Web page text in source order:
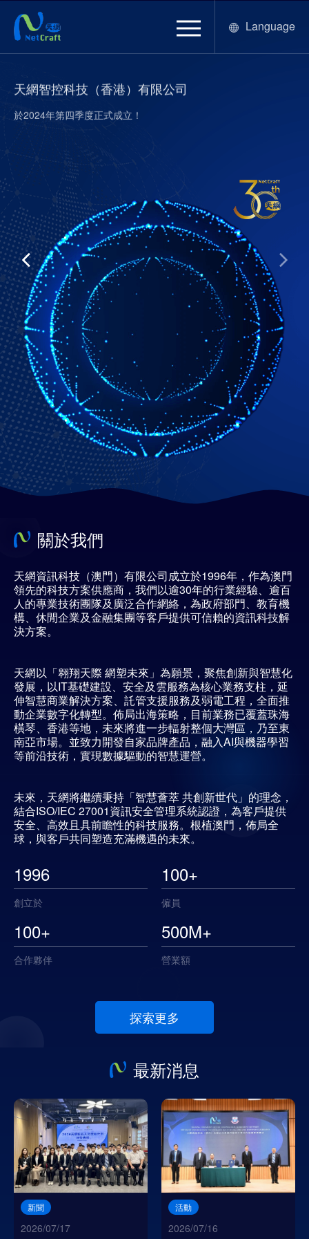
Language
天網智控科技（香港）有限公司
於2024年第四季度正式成立！
關於我們
天網資訊科技（澳門）有限公司成立於1996年，作為澳門
領先的科技方案供應商，我們以逾30年的行業經驗、逾百
人的專業技術團隊及廣泛合作網絡，為政府部門、教育機
構、休閒企業及金融集團等客戶提供可信賴的資訊科技解
決方案。
天網以「翱翔天際 網塑未來」為願景，聚焦創新與智慧化
發展，以IT基礎建設、安全及雲服務為核心業務支柱，延
伸智慧商業解決方案、託管支援服務及弱電工程，全面推
動企業數字化轉型。佈局出海策略，目前業務已覆蓋珠海
橫琴、香港等地，未來將進一步輻射整個大灣區，乃至東
南亞市場。並致力開發自家品牌產品，融入AI與機器學習
等前沿技術，實現數據驅動的智慧運營。
未來，天網將繼續秉持「智慧薈萃 共創新世代」的理念，
結合ISO/IEC 27001資訊安全管理系統認證，為客戶提供
安全、高效且具前瞻性的科技服務。根植澳門，佈局全
球，與客戶共同塑造充滿機遇的未來。
1996
創立於
100+
僱員
100+
合作夥伴
500M+
營業額
探索更多
最新消息
活動
2026/07/16
活動
2026/06/26